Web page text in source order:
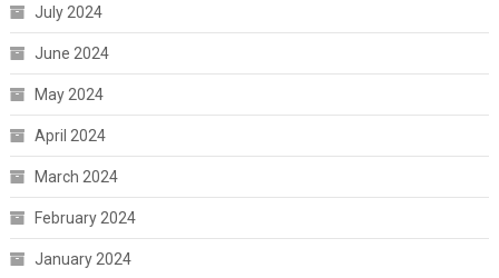
July 2024
June 2024
May 2024
April 2024
March 2024
February 2024
January 2024